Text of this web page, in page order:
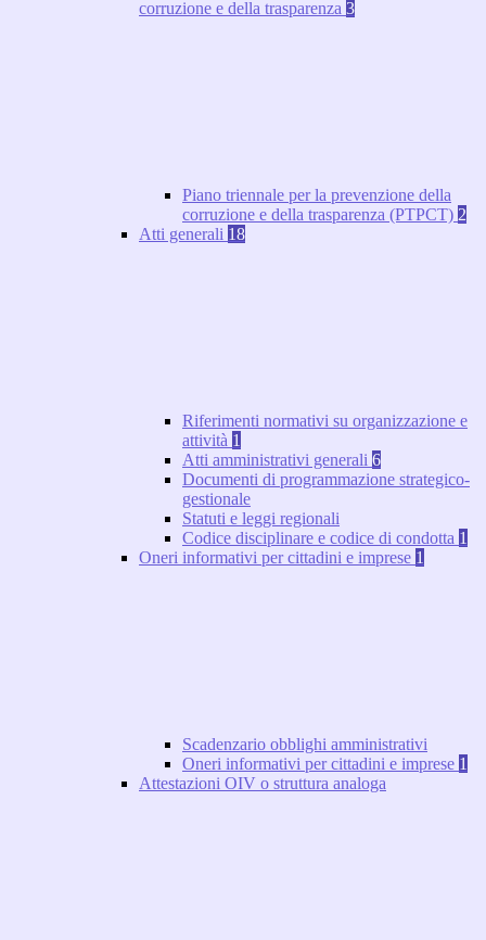
corruzione e della trasparenza 3
Piano triennale per la prevenzione della
corruzione e della trasparenza (PTPCT) 2
Atti generali 18
Riferimenti normativi su organizzazione e
attività 1
Atti amministrativi generali 6
Documenti di programmazione strategico-
gestionale
Statuti e leggi regionali
Codice disciplinare e codice di condotta 1
Oneri informativi per cittadini e imprese 1
Scadenzario obblighi amministrativi
Oneri informativi per cittadini e imprese 1
Attestazioni OIV o struttura analoga